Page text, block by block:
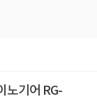
노기어 RG-